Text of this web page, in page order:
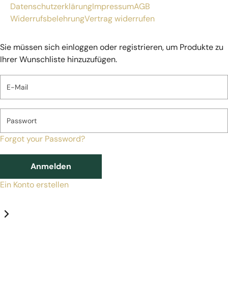
DatenschutzerklärungImpressumAGB
WiderrufsbelehrungVertrag widerrufen
Sie müssen sich einloggen oder registrieren, um Produkte zu
Ihrer Wunschliste hinzuzufügen.
E-Mail
Passwort
Forgot your Password?
Anmelden
Ein Konto erstellen